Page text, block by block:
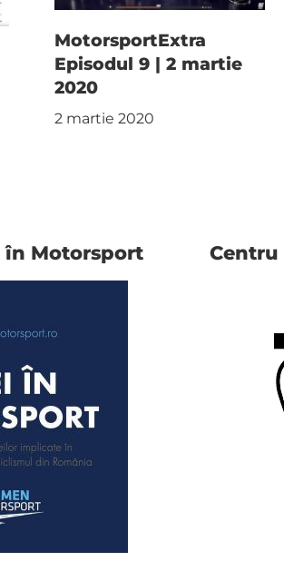
MotorsportExtra
Episodul 9 | 2 martie
2020
2 martie 2020
în Motorsport